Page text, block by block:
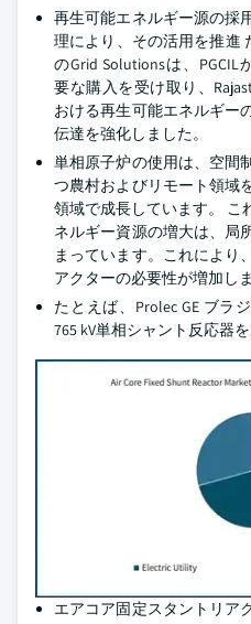
再生可能エネルギー源の採
理により、その活用を推進
のGrid Solutionsは、PGCIL
要な購入を受け取り、
おける再生可能エネルギー
伝達を強化しました。
単相原子炉の使用は、空間
つ農村およびリモート領域
領域で成長しています。 こ
ネルギー資源の増大は、局
まっています。これにより
アクターの必要性が増加しま
たとえば、Prolec GE ブラ
765 kV単相シャント反応器
エアコア固定スタントリア